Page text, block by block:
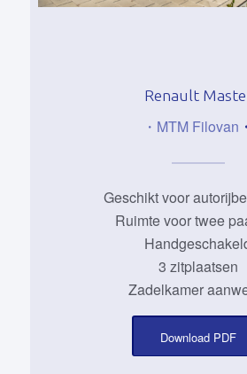
Renault
・MTM Filovan ・
Geschikt voor
Ruimte voor twee
3 zitplaatsen
Zadelkamer
Download PDF